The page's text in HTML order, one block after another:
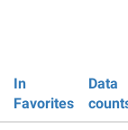
In
Favorites
Data